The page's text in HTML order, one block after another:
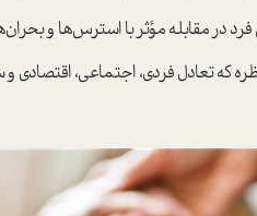
فرد در مقابله مؤثر با استرس‌ها و
که تعادل فردی، اجتماعی، اقتصادی و